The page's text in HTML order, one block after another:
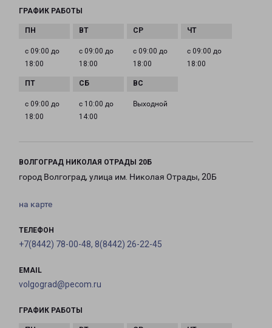
ГРАФИК РАБОТЫ
с 09:00 до
18:00
с 09:00 до
18:00
с 09:00 до
18:00
с 09:00 до
18:00
с 09:00 до
18:00
с 10:00 до
14:00
Выходной
ВОЛГОГРАД НИКОЛАЯ ОТРАДЫ 20Б
город Волгоград, улица им. Николая Отрады, 20Б
на карте
ТЕЛЕФОН
+7(8442) 78-00-48, 8(8442) 26-22-45
EMAIL
volgograd@pecom.ru
ГРАФИК РАБОТЫ